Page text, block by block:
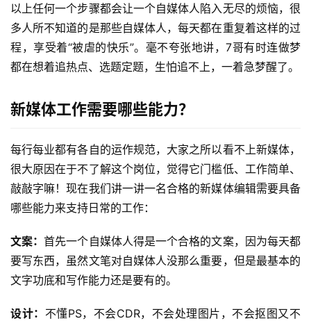
以上任何一个步骤都会让一个自媒体人陷入无尽的烦恼，很
多人所不知道的是那些自媒体人，每天都在重复着这样的过
程，享受着“被虐的快乐”。毫不夸张地讲，7哥有时连做梦
都在想着追热点、选题定题，生怕追不上，一着急梦醒了。
新媒体工作需要哪些能力？
每行每业都有各自的运作规范，大家之所以看不上新媒体，
很大原因在于不了解这个岗位，觉得它门槛低、工作简单、
敲敲字嘛！现在我们讲一讲一名合格的新媒体编辑需要具备
哪些能力来支持日常的工作：
文案：首先一个自媒体人得是一个合格的文案，因为每天都
要写东西，虽然文笔对自媒体人没那么重要，但是最基本的
文字功底和写作能力还是要有的。
设计： 不懂PS，不会CDR，不会处理图片，不会抠图又不